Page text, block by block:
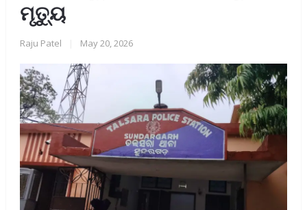
ମୃତ୍ୟୁ
Raju Patel May 20, 2026